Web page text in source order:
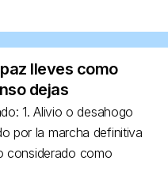
lleves como
dejas
1. Alivio o desahogo
por la marcha definitiva
considerado como